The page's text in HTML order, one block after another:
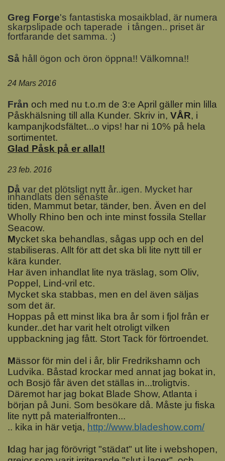
Greg Forge's fantastiska mosaikblad, är numera
skarpslipade och taperade i tången.. priset är
fortfarande det samma. :)
Så håll ögon och öron öppna!! Välkomna!!
24 Mars 2016
Från och med nu t.o.m de 3:e April gäller min lilla
Påskhälsning till alla Kunder. Skriv in, VÅR, i
kampanjkodsfältet...o vips! har ni 10% på hela
sortimentet.
Glad Påsk på er alla!!
23 feb. 2016
Då var det plötsligt nytt år..igen. Mycket har
inhandlats den senaste
tiden, Mammut betar, tänder, ben. Även en del
Wholly Rhino ben och inte minst fossila Stellar
Seacow.
Mycket ska behandlas, sågas upp och en del
stabiliseras. Allt för att det ska bli lite nytt till er
kära kunder.
Har även inhandlat lite nya träslag, som Oliv,
Poppel, Lind-vril etc.
Mycket ska stabbas, men en del även säljas
som det är.
Hoppas på ett minst lika bra år som i fjol från er
kunder..det har varit helt otroligt vilken
uppbackning jag fått. Stort Tack för förtroendet.
Mässor för min del i år, blir Fredrikshamn och
Ludvika. Båstad krockar med annat jag bokat in,
och Bosjö får även det ställas in...troligtvis.
Däremot har jag bokat Blade Show, Atlanta i
början på Juni. Som besökare då. Måste ju fiska
lite nytt på materialfronten...
.. kika in här vetja, http://www.bladeshow.com/
Idag har jag förövrigt "städat" ut lite i webshopen,